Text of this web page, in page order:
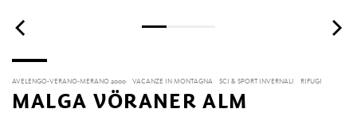
AVELENGO-VERANO-MERANO 2000 VACANZE IN MONTAGNA SCI & SPORT INVERNALI RIFUGI
MALGA VÖRANER ALM